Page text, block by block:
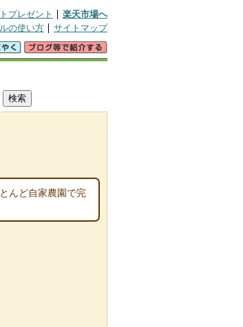
プレゼント
楽天市場へ
の使い方 サイトマップ
んど自家農園で完